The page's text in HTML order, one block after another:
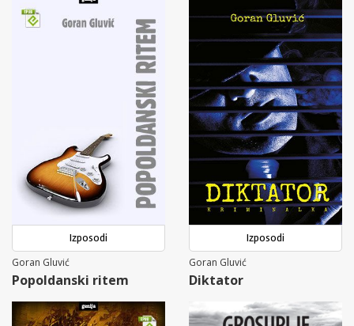
Izposodi
Goran Gluvić
Popoldanski ritem
Izposodi
Goran Gluvić
Diktator